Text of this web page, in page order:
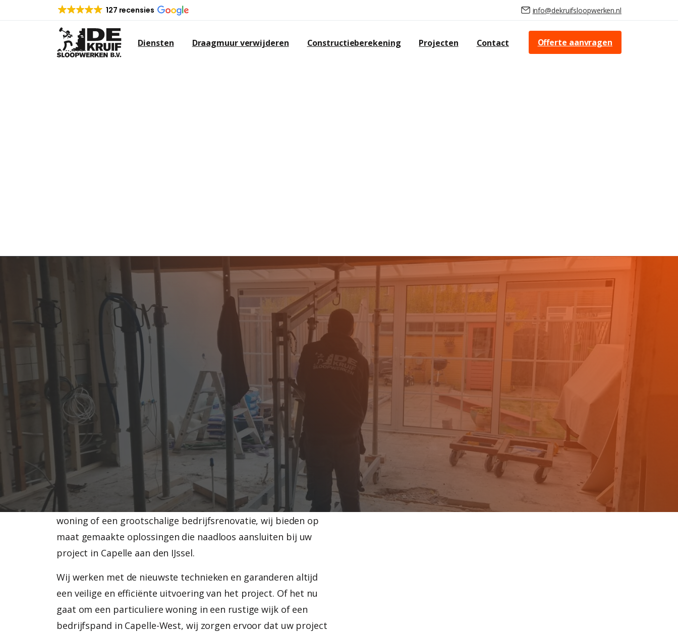
127 recensies info@dekruifsloopwerken.nl
Diensten Draagmuur verwijderen Constructieberekening Projecten Contact Offerte aanvragen
SLOOPBEDRIJF CAPELLE AAN
DEN IJSSEL GEZOCHT?
Bent u op zoek naar een betrouwbaar en ervaren sloopbedrijf
in Capelle aan den IJssel? De Kruif Sloopwerken is uw specialist
voor alle soorten sloopwerkzaamheden in deze dynamische
gemeente. Capelle aan den IJssel, gelegen nabij Rotterdam, is
een stad die moderne woonwijken combineert met groene,
ruimtelijke omgeving. Of u nu in de wijk Schollevaar, het
gezellige Middelwatering of in de buurt van het
bedrijventerrein Rivium woont of werkt, wij begrijpen dat elk
sloopproject om een specifieke aanpak vraagt. Of het nu gaat
om het verwijderen van een draagmuur, de sloop van een
woning of een grootschalige bedrijfsrenovatie, wij bieden op
maat gemaakte oplossingen die naadloos aansluiten bij uw
project in Capelle aan den IJssel.
Wij werken met de nieuwste technieken en garanderen altijd
een veilige en efficiënte uitvoering van het project. Of het nu
gaat om een particuliere woning in een rustige wijk of een
bedrijfspand in Capelle-West, wij zorgen ervoor dat uw project